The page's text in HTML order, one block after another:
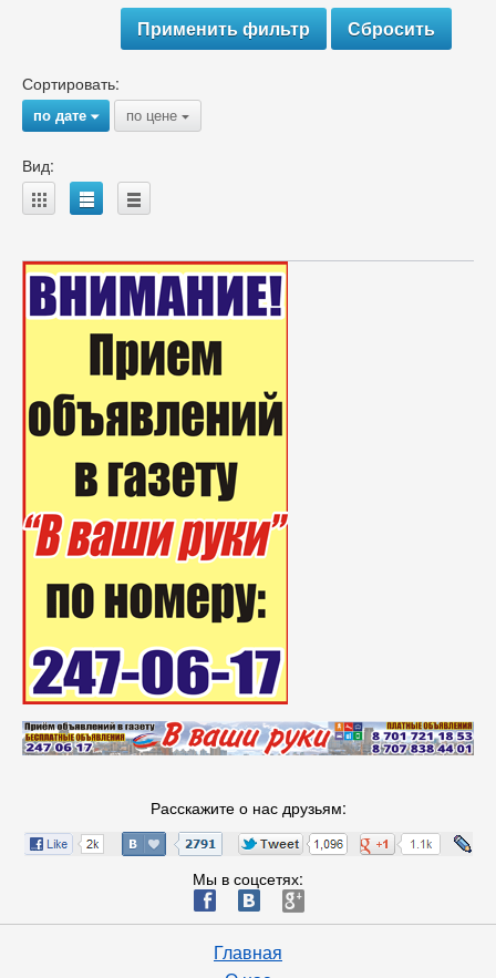
Сортировать:
по дате{ по цене {
Вид:
A B C
Расскажите о нас друзьям:
Мы в соцсетях:
ä æ è
Главная